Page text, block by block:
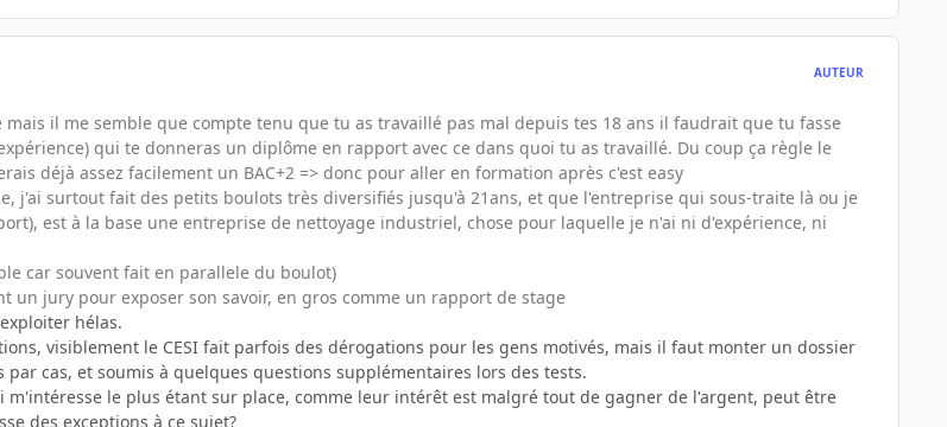
AUTEUR
mais il me semble que compte tenu que tu as travaillé pas mal depuis tes 18 ans il faudrait que tu fasse
qui te donneras un diplôme en rapport avec ce dans quoi tu as travaillé. Du coup ça règle le
déjà assez facilement un BAC+2 => donc pour aller en formation après c'est easy
j'ai surtout fait des petits boulots très diversifiés jusqu'à 21ans, et que l'entreprise qui sous-traite là ou je
est à la base une entreprise de nettoyage industriel, chose pour laquelle je n'ai ni d'expérience, ni
car souvent fait en parallele du boulot)
un jury pour exposer son savoir, en gros comme un rapport de stage
hélas.
visiblement le CESI fait parfois des dérogations pour les gens motivés, mais il faut monter un dossier
cas, et soumis à quelques questions supplémentaires lors des tests.
m'intéresse le plus étant sur place, comme leur intérêt est malgré tout de gagner de l'argent, peut être
des exceptions à ce sujet?